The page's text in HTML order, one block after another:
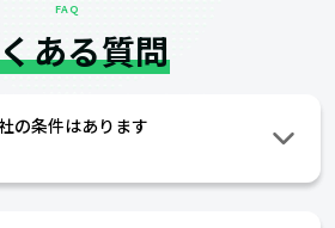
FAQ
ある質問
の条件はあります